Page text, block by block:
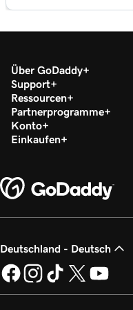
Über GoDaddy
Support
Ressourcen
Partnerprogramme
Konto
Einkaufen
Deutschland - Deutsch